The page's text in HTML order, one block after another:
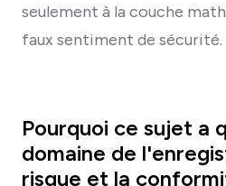
seulement à la couche
faux sentiment de sécurité.
Pourquoi ce sujet a
domaine de
risque et la